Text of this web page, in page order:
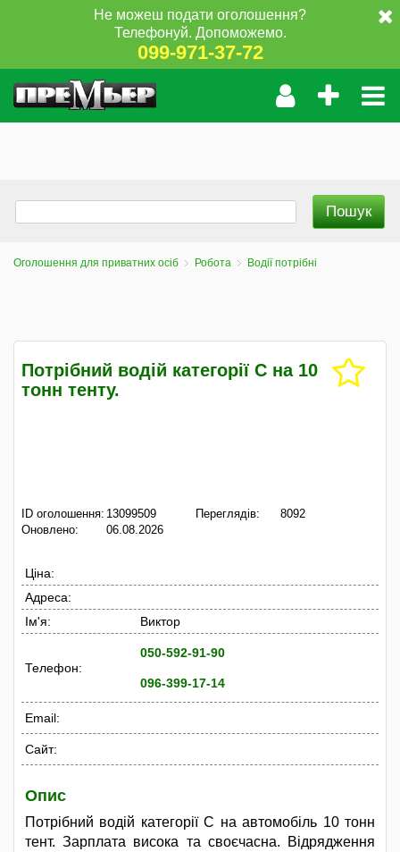
Не можеш подати оголошення?
Телефонуй. Допоможемо.
099-971-37-72
Оголошення для приватних осіб Робота Водії потрібні
Потрібний водій категорії C на 10
тонн тенту.
ID оголошення: 13099509
Оновлено:
06.08.2026
Переглядів: 8092
Ціна:
Адреса:
Ім'я:
Виктор
Телефон:
050-592-91-90
096-399-17-14
Email:
Сайт:
Опис
Потрібний водій категорії С на автомобіль 10 тонн
тент. Зарплата висока та своєчасна. Відрядження